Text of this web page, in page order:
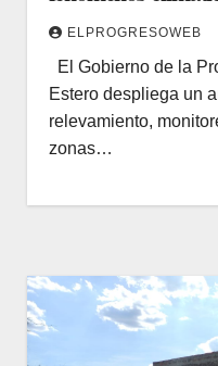
ELPROGRESOWEB
El Gobierno de la
Estero despliega un
relevamiento,
zonas…